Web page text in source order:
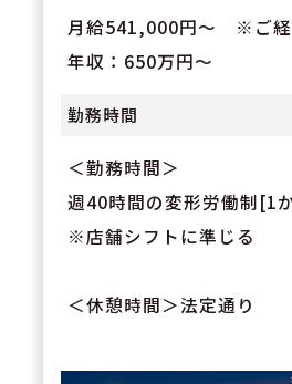
月給541,000円～ ※ご経
年収：650万円～
勤務時間
＜勤務時間＞
週40時間の変形労働制[1
※店舗シフトに準じる
＜休憩時間＞法定通り